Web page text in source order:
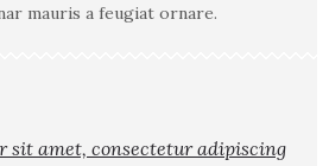
mauris a feugiat ornare.
sit amet, consectetur adipiscing